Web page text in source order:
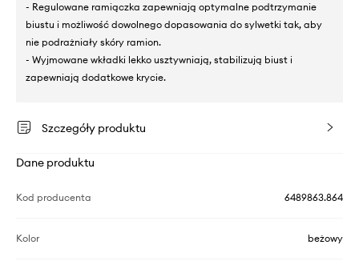
- Regulowane ramiączka zapewniają optymalne podtrzymanie
biustu i możliwość dowolnego dopasowania do sylwetki tak, aby
nie podrażniały skóry ramion.
- Wyjmowane wkładki lekko usztywniają, stabilizują biust i
zapewniają dodatkowe krycie.
Szczegóły produktu
Dane produktu
Kod producenta 6489863.864
Kolor beżowy